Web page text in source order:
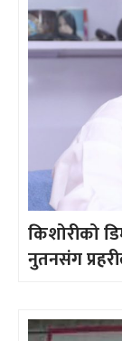
किशोरीको
नुतनसंग